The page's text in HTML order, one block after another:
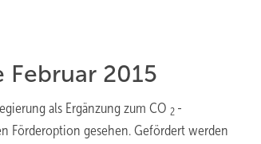
Februar 2015
als Ergänzung zum CO 2 -
Förderoption gesehen. Gefördert werden